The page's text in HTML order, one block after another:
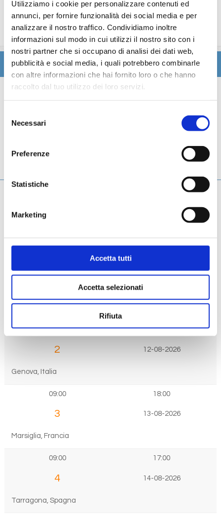
Utilizziamo i cookie per personalizzare contenuti ed
annunci, per fornire funzionalità dei social media e per
analizzare il nostro traffico. Condividiamo inoltre
informazioni sul modo in cui utilizzi il nostro sito con i
nostri partner che si occupano di analisi dei dati web,
pubblicità e social media, i quali potrebbero combinarle
con altre informazioni che hai fornito loro o che hanno
raccolto dal tuo utilizzo dei loro servizi.
delNecessari
Preferenze
Statistiche
Marketing
Accetta tutti
Accetta selezionati
Rifiuta
Le quote di servizio altri servizi (parrucchiere, massaggi,
trattamenti estetici, medico, navigazione internet,
lavanderia).
Itinerario
Scheda tecnica
Giorno
Porto
11-08-2026
Civitavecchia, Italia
19:00
2 12-08-2026
Genova, Italia
09:00 18:00
3 13-08-2026
Marsiglia, Francia
09:00 17:00
4 14-08-2026
Tarragona, Spagna